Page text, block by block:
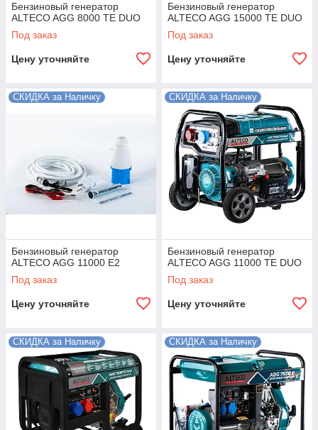
Бензиновый генератор
ALTECO AGG 8000 TE DUO
Под заказ
Цену уточняйте
Бензиновый генератор
ALTECO AGG 15000 TE DUO
Под заказ
Цену уточняйте
СКИДКА за Наличку
Бензиновый генератор
ALTECO AGG 11000 Е2
Под заказ
Цену уточняйте
СКИДКА за Наличку
Бензиновый генератор
ALTECO AGG 11000 TE DUO
Под заказ
Цену уточняйте
СКИДКА за Наличку СКИДКА за Наличку